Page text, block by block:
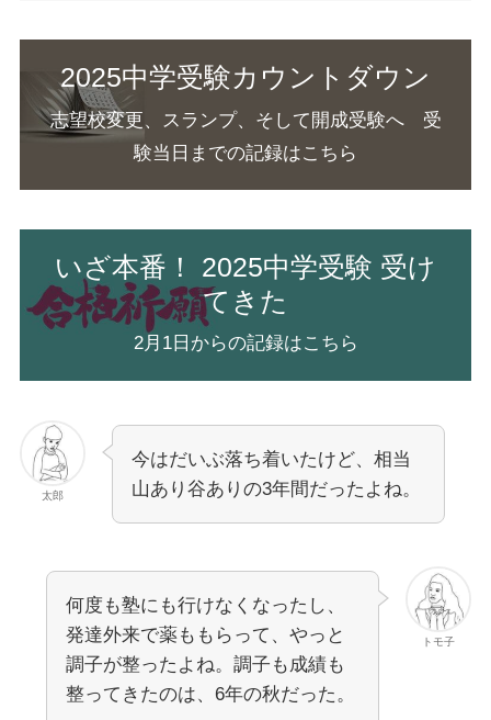
2025中学受験カウントダウン
志望校変更、スランプ、そして開成受験へ 受
験当日までの記録はこちら
いざ本番！ 2025中学受験 受け
てきた
2月1日からの記録はこちら
太郎
今はだいぶ落ち着いたけど、相当
山あり谷ありの3年間だったよね。
トモ子
何度も塾にも行けなくなったし、
発達外来で薬ももらって、やっと
調子が整ったよね。調子も成績も
整ってきたのは、6年の秋だった。